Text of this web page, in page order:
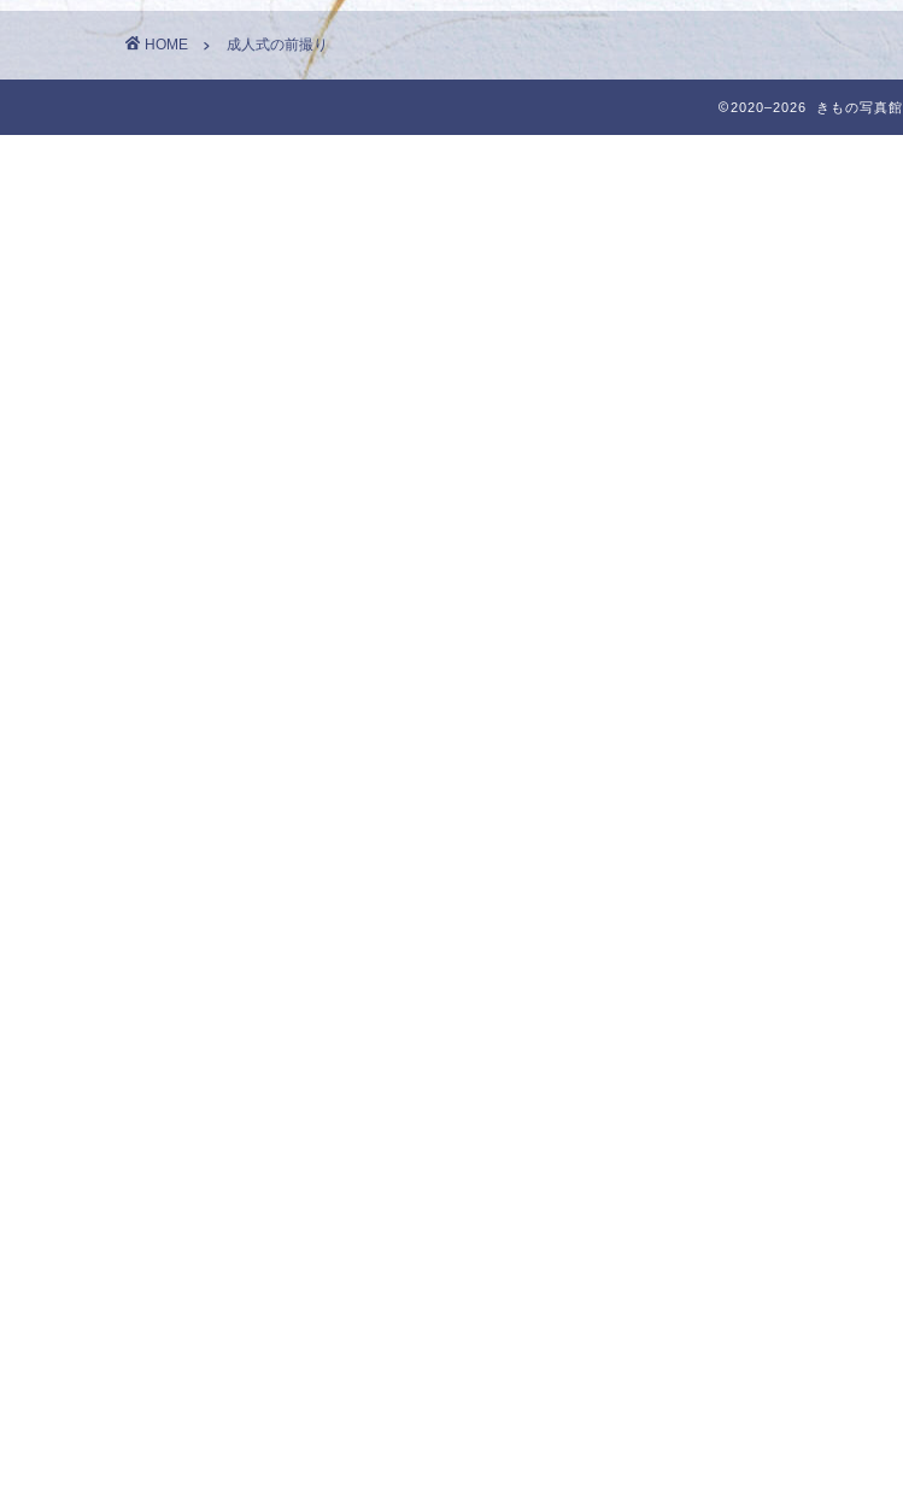
HOME 成人式の前撮り
2020–2026 きもの写真館